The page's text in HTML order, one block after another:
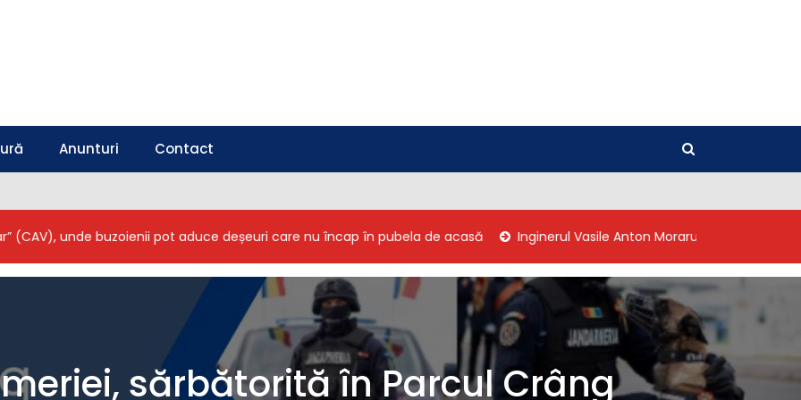
Anunturi Contact
buzoienii pot aduce deșeuri care nu încap în pubela de acasă Inginerul Vasile Anton Moraru, primul primar
sărbătorită în Parcul Crâng